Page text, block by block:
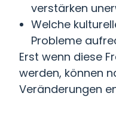
verstärken
Welche
Probleme
Erst wenn diese
werden, können
Veränderungen